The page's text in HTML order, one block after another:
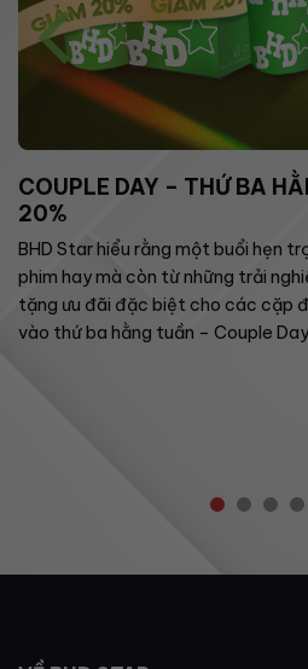
COUPLE DAY – THỨ BA
20%
BHD Star hiểu rằng một buổi hẹn
phim hay mà còn từ những trải
tặng ưu đãi đặc biệt cho các cặp
vào thứ ba hằng tuần – Couple